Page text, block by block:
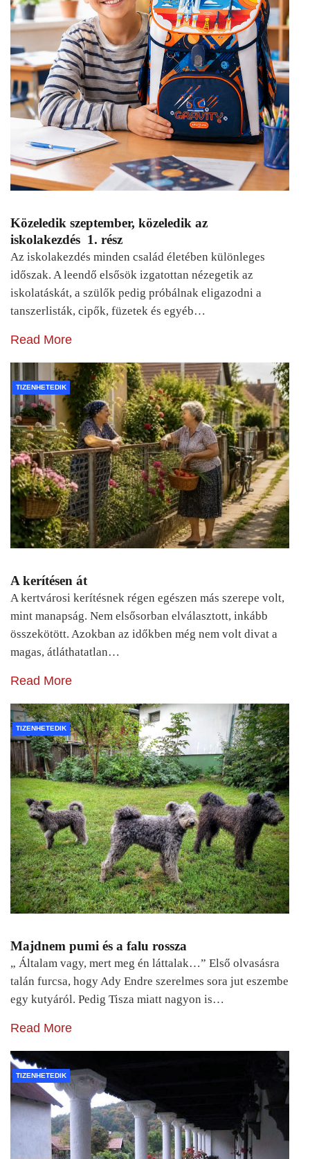
Közeledik szeptember, közeledik az
iskolakezdés 1. rész
Az iskolakezdés minden család életében különleges
időszak. A leendő elsősök izgatottan nézegetik az
iskolatáskát, a szülők pedig próbálnak eligazodni a
tanszerlisták, cipők, füzetek és egyéb…
Read More
TIZENHETEDIK
A kerítésen át
A kertvárosi kerítésnek régen egészen más szerepe volt,
mint manapság. Nem elsősorban elválasztott, inkább
összekötött. Azokban az időkben még nem volt divat a
magas, átláthatatlan…
Read More
TIZENHETEDIK
Majdnem pumi és a falu rossza
„ Általam vagy, mert meg én láttalak…” Első olvasásra
talán furcsa, hogy Ady Endre szerelmes sora jut eszembe
egy kutyáról. Pedig Tisza miatt nagyon is…
Read More
TIZENHETEDIK